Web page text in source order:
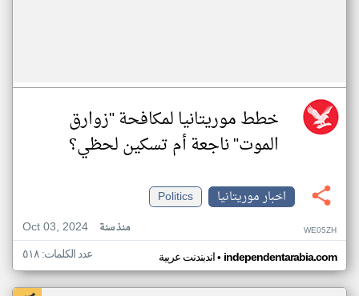
خطط موريتانيا لمكافحة "زوارق
الموت" ناجعة أم تسكين لحظي؟
اخبار موريتانيا
Politics
Oct 03, 2024
منذ سنة WE05ZH
اندبندنت عربية• independentarabia.com عدد الكلمات: ٥١٨